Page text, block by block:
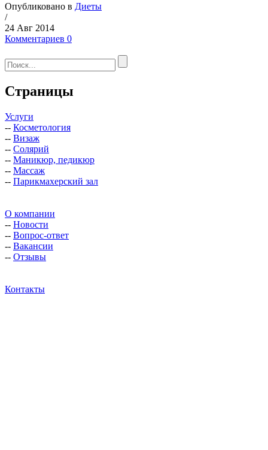
Опубликовано в Диеты
/
24 Авг 2014
Комментариев 0
Страницы
Услуги
-- Косметология
-- Визаж
-- Солярий
-- Маникюр, педикюр
-- Массаж
-- Парикмахерский зал
О компании
-- Новости
-- Вопрос-ответ
-- Вакансии
-- Отзывы
Контакты